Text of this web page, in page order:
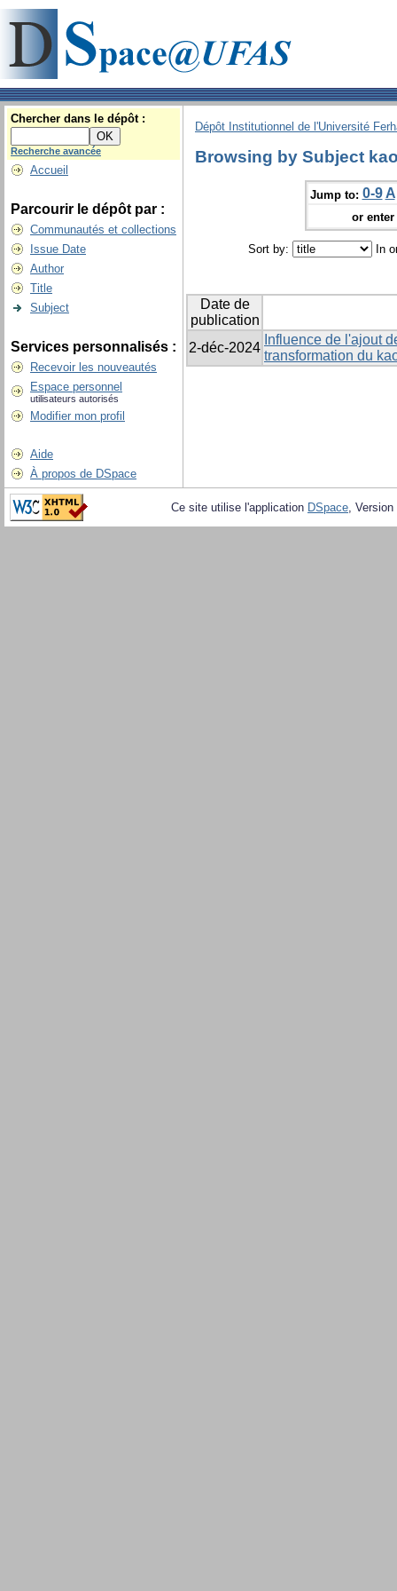
Chercher dans le dépôt :
Recherche avancée
Accueil
Parcourir le dépôt par :
Communautés et collections
Issue Date
Author
Title
Subject
Services personnalisés :
Recevoir les nouveautés
Espace personnel
utilisateurs autorisés
Modifier mon profil
Aide
À propos de DSpace
Dépôt Institutionnel de l'Université
Browsing by Subject
Jump to: 0-9 A
or
Sort by: In
Date de
publication
2-déc-2024
Influence de l'ajout
transformation du
Ce site utilise l'application DSpace,